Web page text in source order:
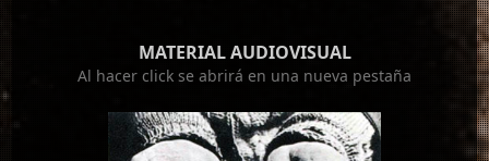
MATERIAL AUDIOVISUAL
Al hacer click se abrirá en una nueva pestaña